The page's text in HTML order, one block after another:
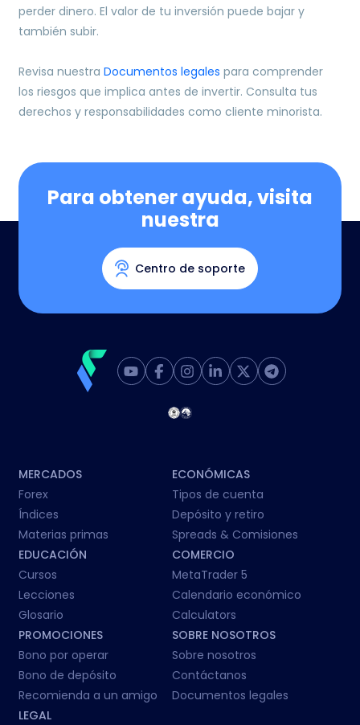
perder dinero. El valor de tu inversión puede bajar y
también subir.
Revisa nuestraDocumentos legales para comprender
los riesgos que implica antes de invertir. Consulta tus
derechos y responsabilidades como cliente minorista.
Para obtener ayuda, visita
nuestra
Centro de soporte
MERCADOS
Forex
Índices
Materias primas
ECONÓMICAS
Tipos de cuenta
Depósito y retiro
Spreads & Comisiones
EDUCACIÓN
Cursos
Lecciones
Glosario
COMERCIO
MetaTrader 5
Calendario económico
Calculators
PROMOCIONES
Bono por operar
Bono de depósito
Recomienda a un amigo
SOBRE NOSOTROS
Sobre nosotros
Contáctanos
Documentos legales
LEGAL